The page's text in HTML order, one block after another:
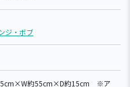
ジ・ボブ
約55cm×D約15cm ※ア